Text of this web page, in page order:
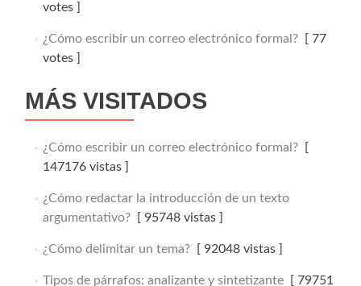
votes ]
¿Cómo escribir un correo electrónico formal?[ 77
votes ]
MÁS VISITADOS
¿Cómo escribir un correo electrónico formal?[
147176 vistas ]
¿Cómo redactar la introducción de un texto
argumentativo?[ 95748 vistas ]
¿Cómo delimitar un tema?[ 92048 vistas ]
Tipos de párrafos: analizante y sintetizante[ 79751